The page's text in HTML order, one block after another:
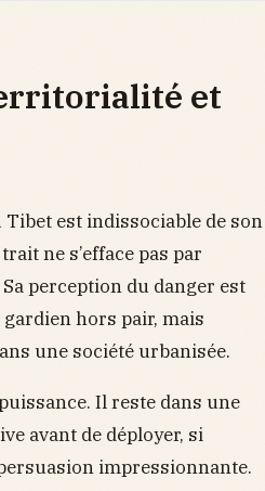
et
est indissociable de son
ne s’efface pas par
perception du danger est
hors pair, mais
une société urbanisée.
Il reste dans une
avant de déployer, si
impressionnante.